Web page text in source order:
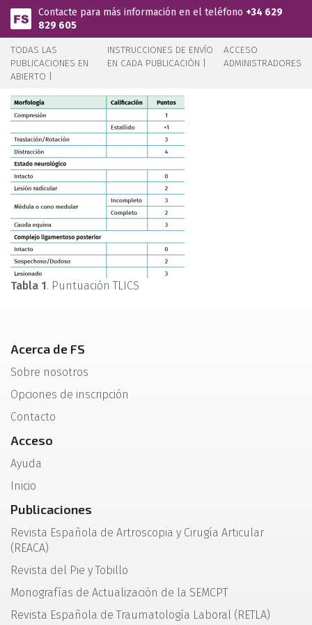
Pasar al contenido principal
Contacte para más información en el teléfono +34 629
829 605
TODAS LAS
PUBLICACIONES EN
ABIERTO |
INSTRUCCIONES DE ENVÍO
EN CADA PUBLICACIÓN |
ACCESO
ADMINISTRADORES
Tabla 1. Puntuación TLICS
Acerca de FS
Sobre nosotros
Opciones de inscripción
Contacto
Acceso
Ayuda
Inicio
Publicaciones
Revista Española de Artroscopia y Cirugía Articular
(REACA)
Revista del Pie y Tobillo
Monografías de Actualización de la SEMCPT
Revista Española de Traumatología Laboral (RETLA)